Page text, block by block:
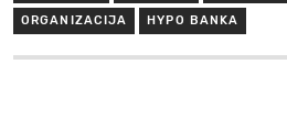
ORGANIZACIJA HYPO BANKA